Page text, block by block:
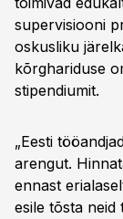
supervisiooni
oskusliku
kõrghariduse
stipendiumit.
„Eesti
arengut.
ennast
esile tõsta neid